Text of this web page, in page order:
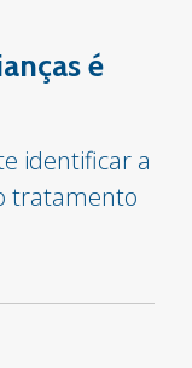
é
identificar a
tratamento